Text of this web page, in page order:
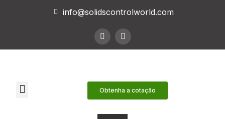
info@solidscontrolworld.com
Obtenha a cotação